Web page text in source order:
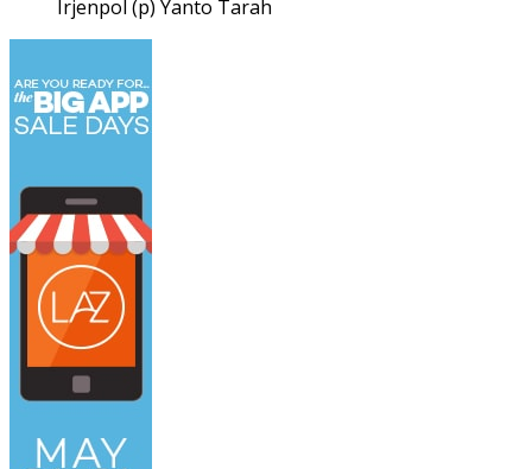
Irjenpol (p) Yanto Tarah